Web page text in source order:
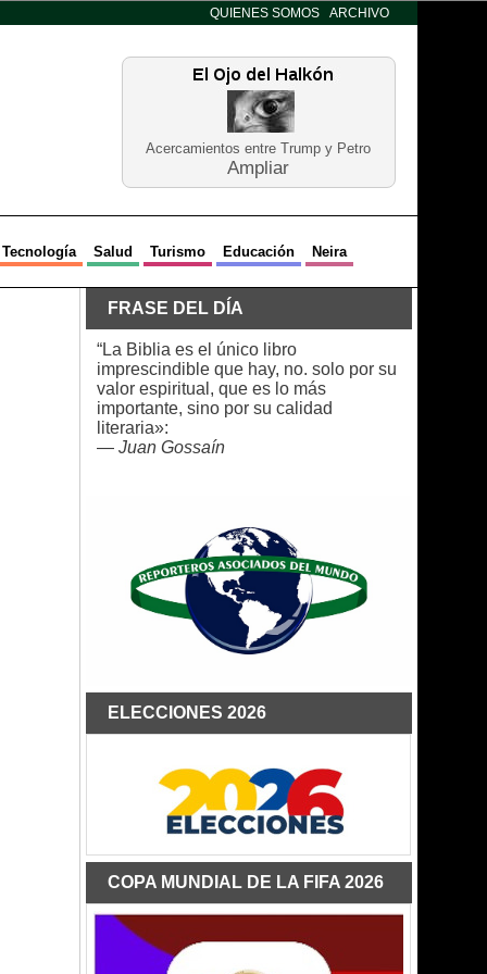
QUIENES SOMOS ARCHIVO
Acercamientos entre Trump y Petro
Ampliar
Tecnología Salud Turismo Educación Neira
FRASE DEL DÍA
“La Biblia es el único libro
imprescindible que hay, no. solo por su
valor espiritual, que es lo más
importante, sino por su calidad
literaria»:
— Juan Gossaín
ELECCIONES 2026
COPA MUNDIAL DE LA FIFA 2026